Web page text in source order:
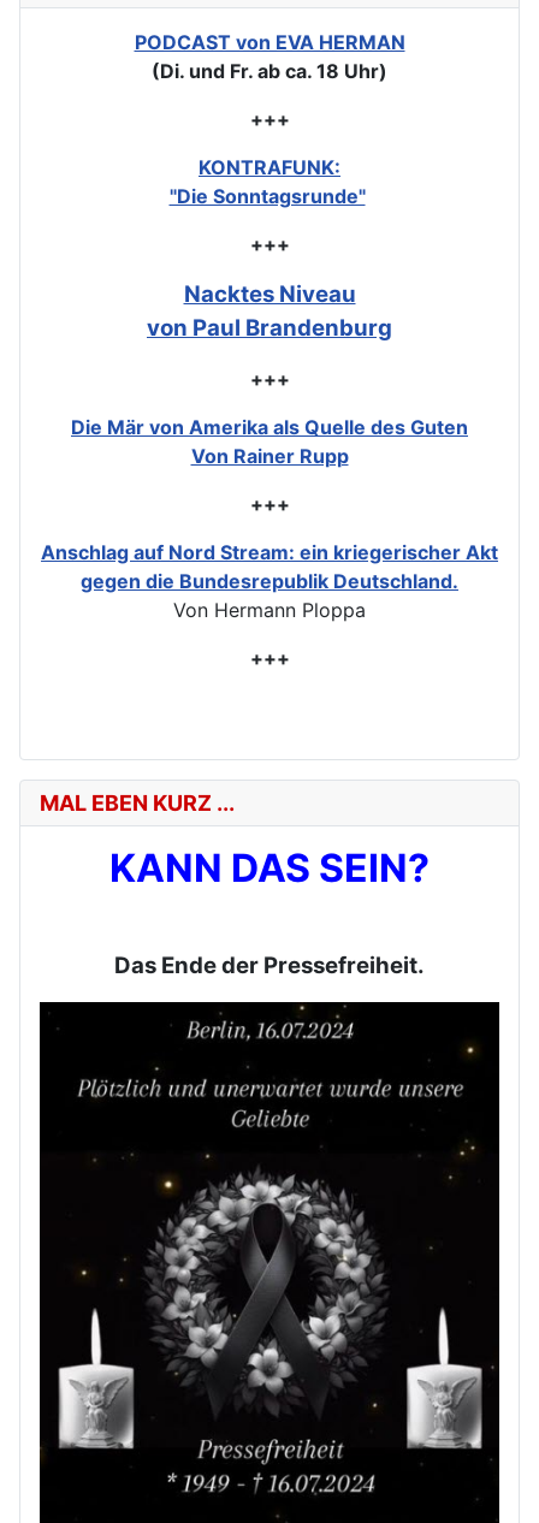
PODCAST von EVA HERMAN
(Di. und Fr. ab ca. 18 Uhr)
+++
KONTRAFUNK:
"Die Sonntagsrunde"
+++
Nacktes Niveau
von Paul Brandenburg
+++
Die Mär von Amerika als Quelle des Guten
Von Rainer Rupp
+++
Anschlag auf Nord Stream: ein kriegerischer Akt
gegen die Bundesrepublik Deutschland.
Von Hermann Ploppa
+++
MAL EBEN KURZ ...
KANN DAS SEIN?
Das Ende der Pressefreiheit.